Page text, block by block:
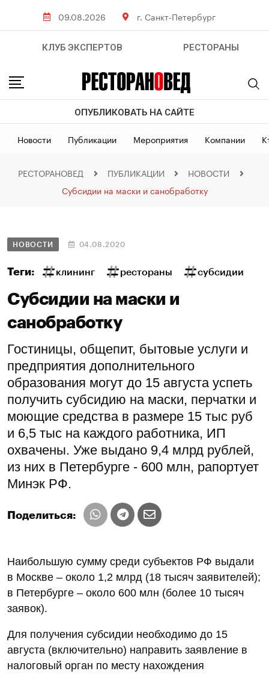
09.08.2026 г. Санкт-Петербург
КЛУБ ЭКСПЕРТОВ РЕСТОРАНЫ
ОПУБЛИКОВАТЬ НА САЙТЕ
Новости Публикации Мероприятия Компании
РЕСТОРАНОВЕД ПУБЛИКАЦИИ
НОВОСТИ
Субсидии на маски и санобработку
НОВОСТИ 04.08.2020
Теги: клининг рестораны субсидии
Субсидии на маски и
санобработку
Гостиницы, общепит, бытовые услуги и
предприятия дополнительного
образования могут до 15 августа успеть
получить субсидию на маски, перчатки и
моющие средства в размере 15 тыс руб
и 6,5 тыс на каждого работника, ИП
охвачены. Уже выдано 9,4 млрд рублей,
из них в Петербурге - 600 млн, рапортует
Минэк РФ.
Поделиться:
Наибольшую сумму среди субъектов РФ выдали
в Москве – около 1,2 млрд (18 тысяч заявителей);
в Петербурге – около 600 млн (более 10 тысяч
заявок).
Для получения субсидии необходимо до 15
августа (включительно) направить заявление в
налоговый орган по месту нахождения